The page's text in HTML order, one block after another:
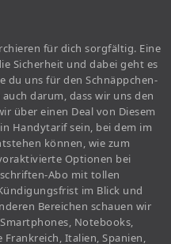
für dich sorgfältig. Eine
Sicherheit und dabei geht es
du uns für den Schnäppchen-
darum, dass wir uns den
über einen Deal von Diesem
Handytarif sein, bei dem im
können, wie zum
Optionen bei
Abo mit tollen
im Blick und
Bereichen schauen wir
Notebooks,
Italien, Spanien,